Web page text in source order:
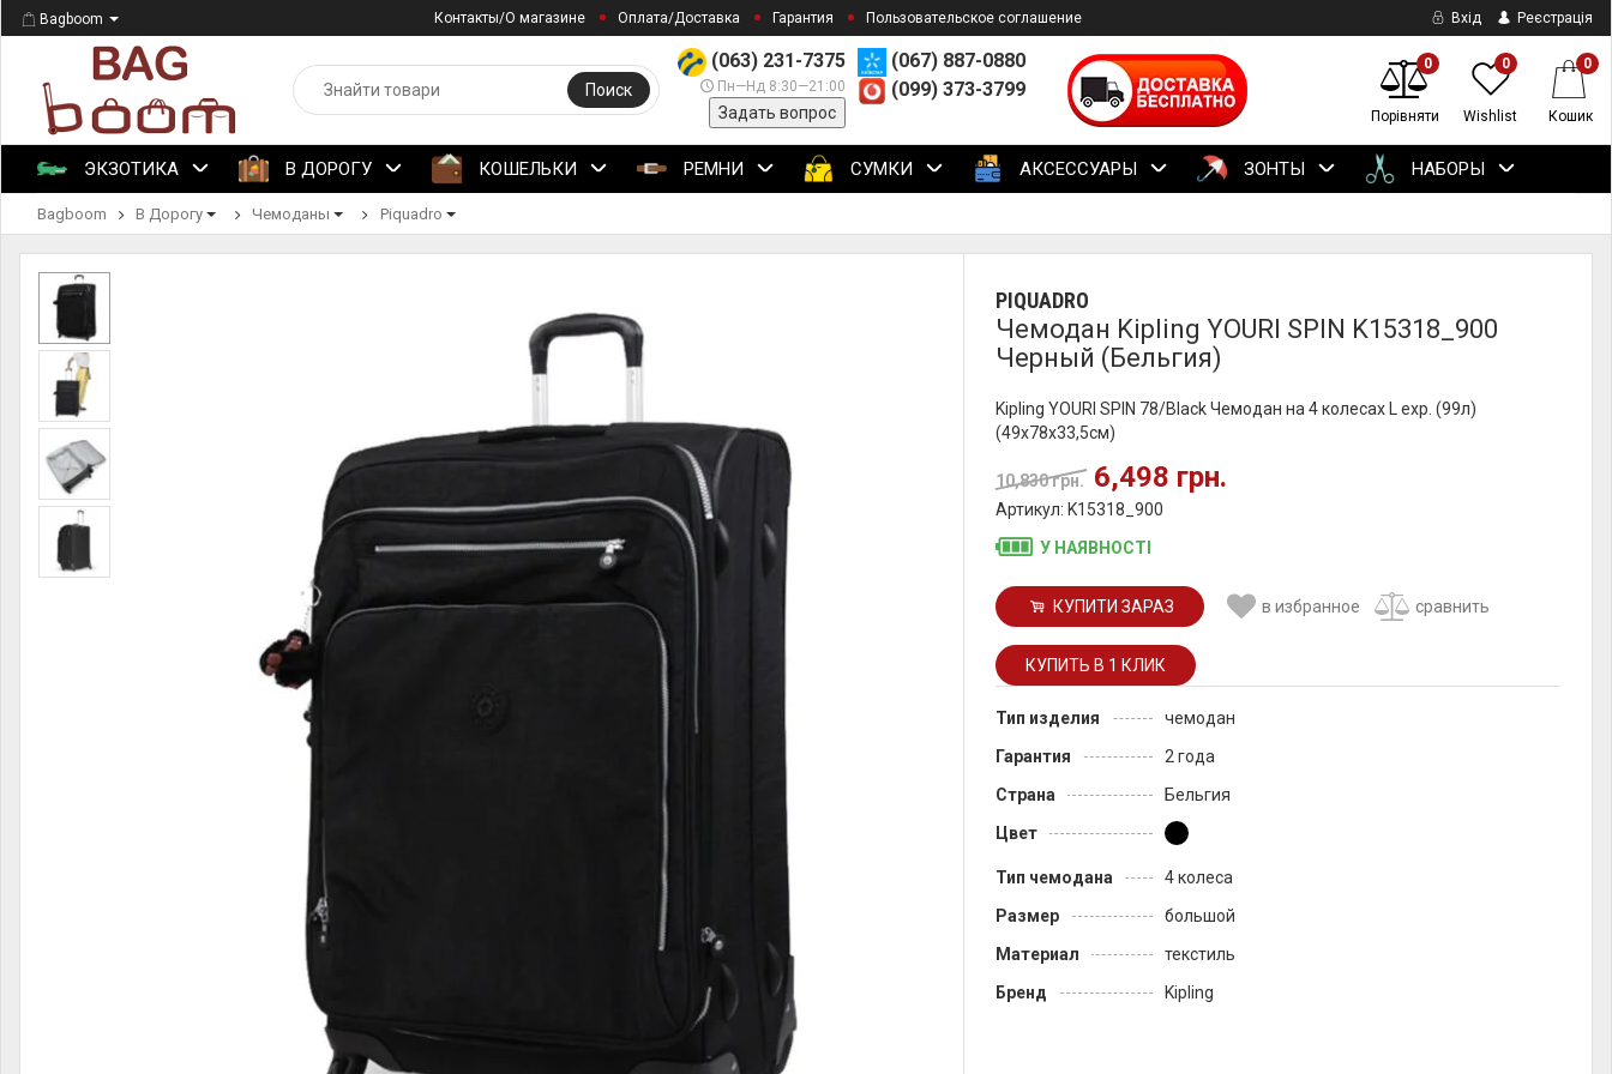
Bagboom Контакты/О магазине Оплата/Доставка Гарантия Пользовательское соглашение Вхід Реєстрація
(063) 231-7375
Пн—Нд 8:30—21:00
Задать вопрос
(067) 887-0880
(099) 373-3799
Поиск
0
Порівняти
0
Wishlist
0
Кошик
ЭКЗОТИКА В ДОРОГУ КОШЕЛЬКИ РЕМНИ СУМКИ АКСЕССУАРЫ ЗОНТЫ НАБОРЫ
Bagboom В Дорогу Чемоданы Piquadro
PIQUADRO
Чемодан Kipling YOURI SPIN K15318_900
Черный (Бельгия)
Kipling YOURI SPIN 78/Black Чемодан на 4 колесах L exp. (99л)
(49x78x33,5см)
10,830 грн. 6,498 грн.
Артикул: K15318_900
У НАЯВНОСТІ
КУПИТИ ЗАРАЗ в избранное сравнить
Тип изделия
чемодан
Гарантия
2 года
Страна
Бельгия
Цвет
Тип чемодана
4 колеса
Размер
большой
Материал
текстиль
Бренд
Kipling